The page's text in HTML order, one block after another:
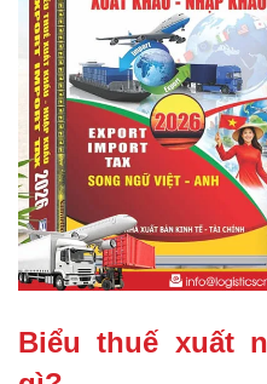
Biểu thuế xuất